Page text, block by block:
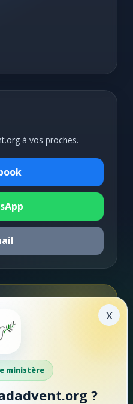
à vos proches.
à continuer sa
et d'édification.
x
ministère
?